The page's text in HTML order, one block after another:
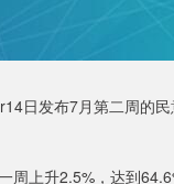
发布7月第二周的民
上升2.5%，达到